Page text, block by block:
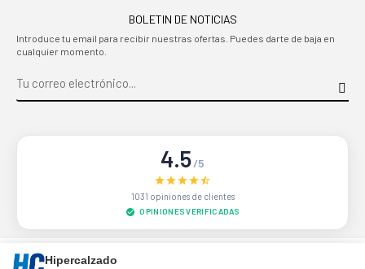
BOLETIN DE NOTICIAS
Introduce tu email para recibir nuestras ofertas. Puedes darte de baja en
cualquier momento.
4.5/5
1031 opiniones de clientes
OPINIONES VERIFICADAS
Sitio protegido por reCAPTCHA.
Hipercalzado